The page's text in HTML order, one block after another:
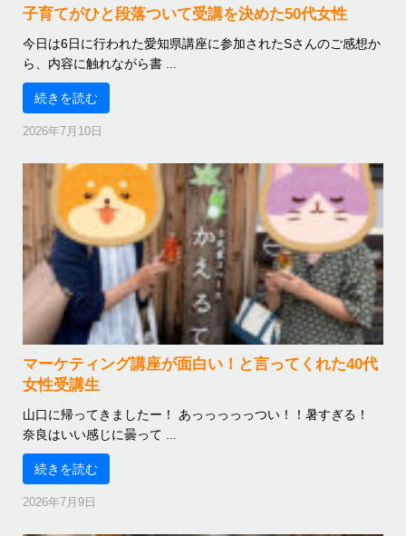
子育てがひと段落ついて受講を決めた50代女性
今日は6日に行われた愛知県講座に参加されたSさんのご感想か
ら、内容に触れながら書 ...
続きを読む
2026年7月10日
マーケティング講座が面白い！と言ってくれた40代
女性受講生
山口に帰ってきましたー！ あっっっっっつい！！暑すぎる！
奈良はいい感じに曇って ...
続きを読む
2026年7月9日